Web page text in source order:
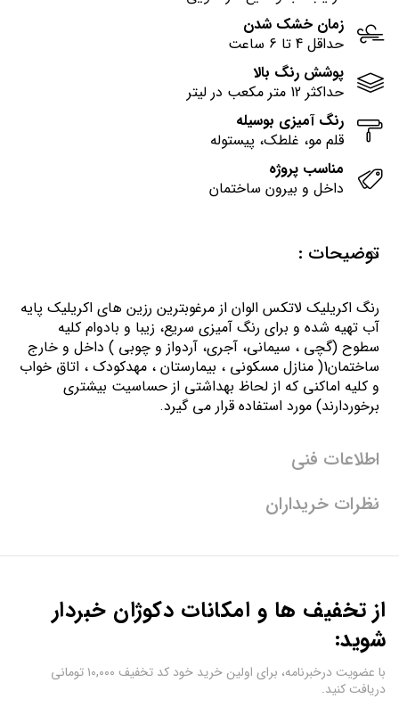
زمان خشک شدن
حداقل 4 تا 6 ساعت
پوشش رنگ بالا
حداکثر 12 متر مکعب در لیتر
رنگ آمیزی بوسیله
قلم مو، غلطک، پیستوله
مناسب پروژه
داخل و بیرون ساختمان
توضیحات :
رنگ اكريليك لاتكس الوان از مرغوبترين رزين هاي اكريليك پايه
آب تهيه شده و برای رنگ آمیزی سریع، زیبا و بادوام کلیه
سطوح (گچی ، سیمانی، آجری، آردواز و چوبی ) داخل و خارج
ساختمان1( منازل مسكوني ، بيمارستان ، مهدكودك ، اتاق خواب
و كليه اماكني كه از لحاظ بهداشتي از حساسيت بيشتري
برخوردارند) مورد استفاده قرار می گیرد.
اطلاعات فنی
نظرات خریداران
از تخفیف ها و امکانات دکوژان خبردار
شوید:
با عضویت درخبرنامه، برای اولین خرید خود کد تخفیف ۱۰,۰۰۰ تومانی
دریافت کنید.